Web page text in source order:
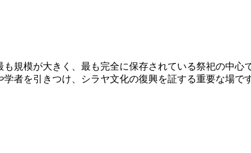
規模が大きく、最も完全に保存されている祭祀の中
者を引きつけ、シラヤ文化の復興を証する重要な場です